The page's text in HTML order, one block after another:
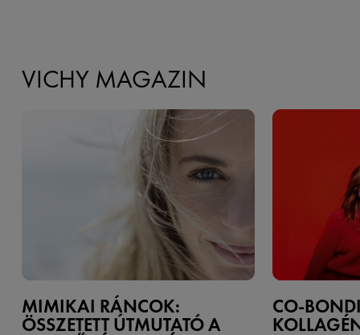
VICHY MAGAZIN
MIMIKAI RÁNCOK:
ÖSSZETETT ÚTMUTATÓ A
CO-